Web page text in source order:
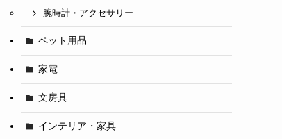
腕時計・アクセサリー
ペット用品
家電
文房具
インテリア・家具